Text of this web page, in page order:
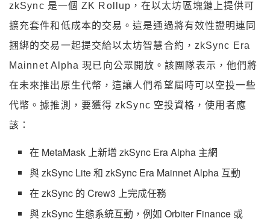
zkSync 是一個 ZK Rollup，在以太坊區塊鏈上提供可
擴充套件和低成本的交易。這是通過將有效性證明連同
捆綁的交易一起提交給以太坊智慧合約，zkSync Era
Mainnet Alpha 現已向公眾開放。該團隊表示，他們將
在未來推出原生代幣，這讓人們希望屆時可以空投一些
代幣。據推測，要獲得 zkSync 空投資格，使用者應
該：
在 MetaMask 上新增 zkSync Era Alpha 主網
與 zkSync Lite 和 zkSync Era Mainnet Alpha 互動
在 zkSync 的 Crew3 上完成任務
與 zkSync 生態系統互動，例如 Orbiter Finance 或